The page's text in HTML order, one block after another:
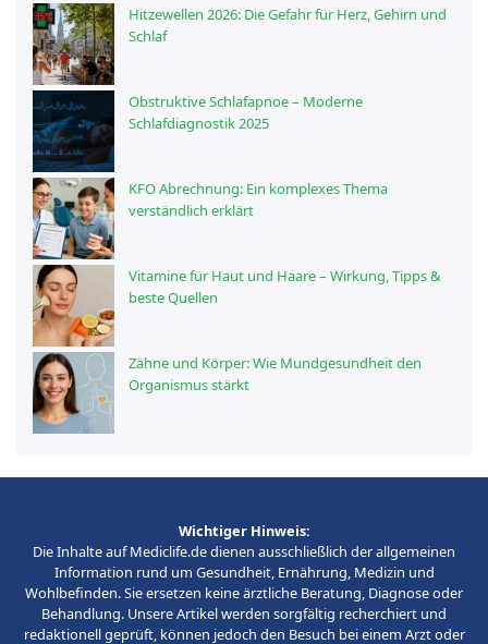
Hitzewellen 2026: Die Gefahr für Herz, Gehirn und
Schlaf
Obstruktive Schlafapnoe – Moderne
Schlafdiagnostik 2025
KFO Abrechnung: Ein komplexes Thema
verständlich erklärt
Vitamine für Haut und Haare – Wirkung, Tipps &
beste Quellen
Zähne und Körper: Wie Mundgesundheit den
Organismus stärkt
Wichtiger Hinweis:
Die Inhalte auf Mediclife.de dienen ausschließlich der allgemeinen
Information rund um Gesundheit, Ernährung, Medizin und
Wohlbefinden. Sie ersetzen keine ärztliche Beratung, Diagnose oder
Behandlung. Unsere Artikel werden sorgfältig recherchiert und
redaktionell geprüft, können jedoch den Besuch bei einem Arzt oder